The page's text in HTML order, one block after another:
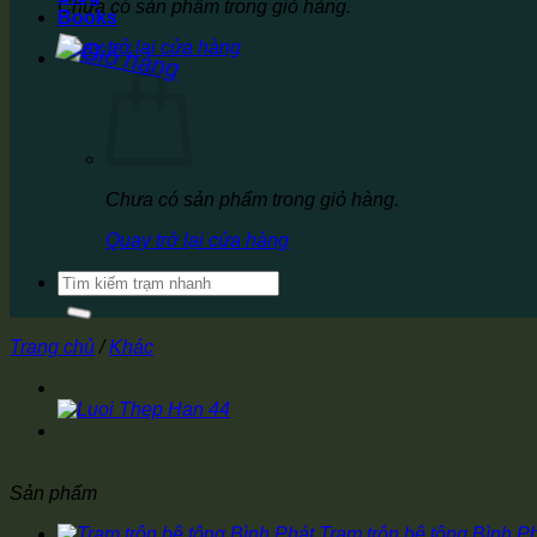
Chưa có sản phẩm trong giỏ hàng.
Quay trở lại cửa hàng
Books
Chưa có sản phẩm trong giỏ hàng.
Quay trở lại cửa hàng
Tìm
kiếm:
Trang chủ / Khác
Sản phẩm